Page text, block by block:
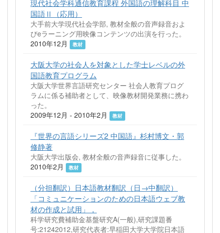
現代社会学科通信教育課程 外国語の理解科目 中
国語Ⅱ（応用）
大手前大学現代社会学部, 教材全般の音声録音およ
びeラーニング用映像コンテンツの出演を行った。
2010年12月
教材
大阪大学の社会人を対象とした学士レベルの外
国語教育プログラム
大阪大学世界言語研究センター 社会人教育プログ
ラムに係る補助者として、映像教材開発業務に携わ
った。
2009年12月 - 2010年2月
教材
『世界の言語シリーズ2 中国語』杉村博文・郭
修静著
大阪大学出版会, 教材全般の音声録音に従事した。
2010年2月
教材
（分担翻訳）日本語教材翻訳（日→中翻訳）
「コミュニケーションのための日本語ウェブ教
材の作成と試用」，
科学研究費補助金基盤研究A(一般),研究課題番
号:21242012,研究代表者:早稲田大学大学院日本語